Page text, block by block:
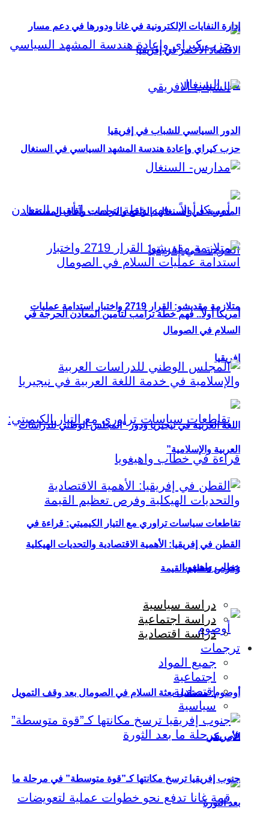
حزب كيراي وإعادة هندسة المشهد السياسي في السنغال
أمريكا أولاً.. فهم خطة ترامب لتأمين المعادن الحرجة في
إفريقيا
تقاطعات سياسات تراوري مع التيار الكيميتي: قراءة في
خطاب واهيغويا
أوصوم: مستقبل بعثة السلام في الصومال بعد وقف التمويل
الأمريكي
إدارة النفايات الإلكترونية في غانا ودورها في دعم مسار
الاقتصاد الأخضر في إفريقيا
الدور السياسي للشباب في إفريقيا
المدرسة في السنغال: الواقع والتحديات وآفاق المستقبل
متلازمة مقديشو: القرار 2719 واختبار استدامة عمليات
السلام في الصومال
اللغة العربية في نيجيريا ودور “المجلس الوطني للدراسات
العربية والإسلامية”
القطن في إفريقيا: الأهمية الاقتصادية والتحديات الهيكلية
وفرص تعظيم القيمة
دراسة سياسية
دراسة اجتماعية
دراسة اقتصادية
ترجمات
جميع المواد
اجتماعية
اقتصادية
سياسية
جنوب إفريقيا ترسخ مكانتها كـ”قوة متوسطة” في مرحلة ما
بعد الثورة